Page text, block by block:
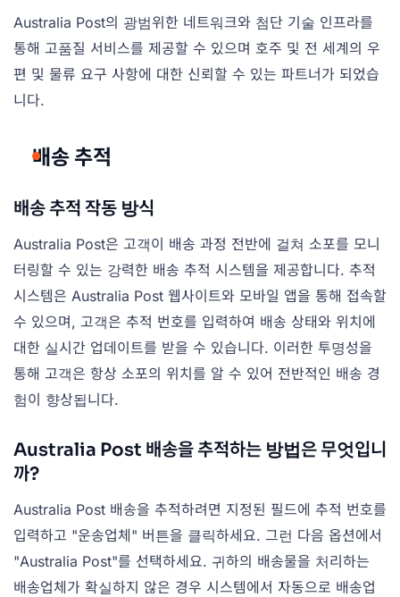
Australia Post의 광범위한 네트워크와 첨단 기술 인프라를
통해 고품질 서비스를 제공할 수 있으며 호주 및 전 세계의 우
편 및 물류 요구 사항에 대한 신뢰할 수 있는 파트너가 되었습
니다.
배송 추적
배송 추적 작동 방식
Australia Post은 고객이 배송 과정 전반에 걸쳐 소포를 모니
터링할 수 있는 강력한 배송 추적 시스템을 제공합니다. 추적
시스템은 Australia Post 웹사이트와 모바일 앱을 통해 접속할
수 있으며, 고객은 추적 번호를 입력하여 배송 상태와 위치에
대한 실시간 업데이트를 받을 수 있습니다. 이러한 투명성을
통해 고객은 항상 소포의 위치를 알 수 있어 전반적인 배송 경
험이 향상됩니다.
Australia Post 배송을 추적하는 방법은 무엇입니
까?
Australia Post 배송을 추적하려면 지정된 필드에 추적 번호를
입력하고 "운송업체" 버튼을 클릭하세요. 그런 다음 옵션에서
"Australia Post"를 선택하세요. 귀하의 배송물을 처리하는
배송업체가 확실하지 않은 경우 시스템에서 자동으로 배송업